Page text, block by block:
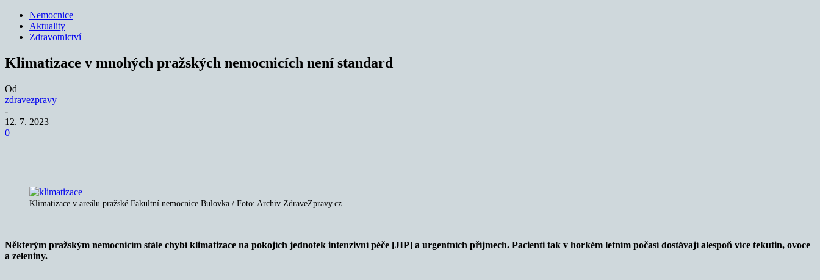
Nemocnice
Aktuality
Zdravotnictví
Klimatizace v mnohých pražských nemocnicích není standard
Od
zdravezpravy
-
12. 7. 2023
0
Klimatizace v areálu pražské Fakultní nemocnice Bulovka / Foto: Archiv ZdraveZpravy.cz
Některým pražským nemocnicím stále chybí klimatizace na pokojích jednotek intenzivní péče [JIP] a urgentních příjmech. Pacienti tak v horkém letním počasí dostávají alespoň více tekutin, ovoce
a zeleniny.